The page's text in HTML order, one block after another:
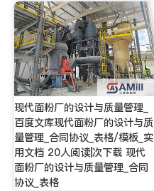
现代面粉厂的设计与质量管理_
百度文库现代面粉厂的设计与质
量管理_合同协议_表格/模板_实
用文档 20人阅读|次下载 现代
面粉厂的设计与质量管理_合同
协议_表格